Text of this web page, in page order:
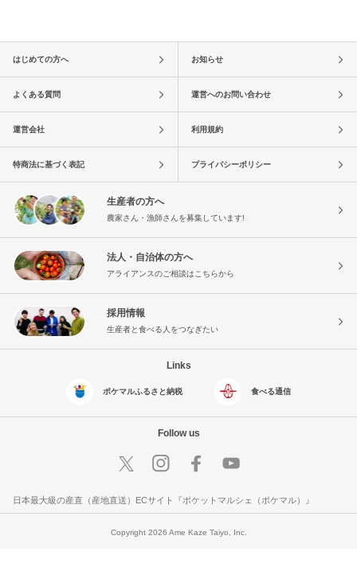
はじめての方へ お知らせ
よくある質問 運営へのお問い合わせ
運営会社 利用規約
特商法に基づく表記 プライバシーポリシー
生産者の方へ
農家さん・漁師さんを募集しています!
法人・自治体の方へ
アライアンスのご相談はこちらから
採用情報
生産者と食べる人をつなぎたい
Links
ポケマルふるさと納税 食べる通信
Follow us
日本最大級の産直（産地直送）ECサイト『ポケットマルシェ（ポケマル）』
Copyright 2026 Ame Kaze Taiyo, Inc.